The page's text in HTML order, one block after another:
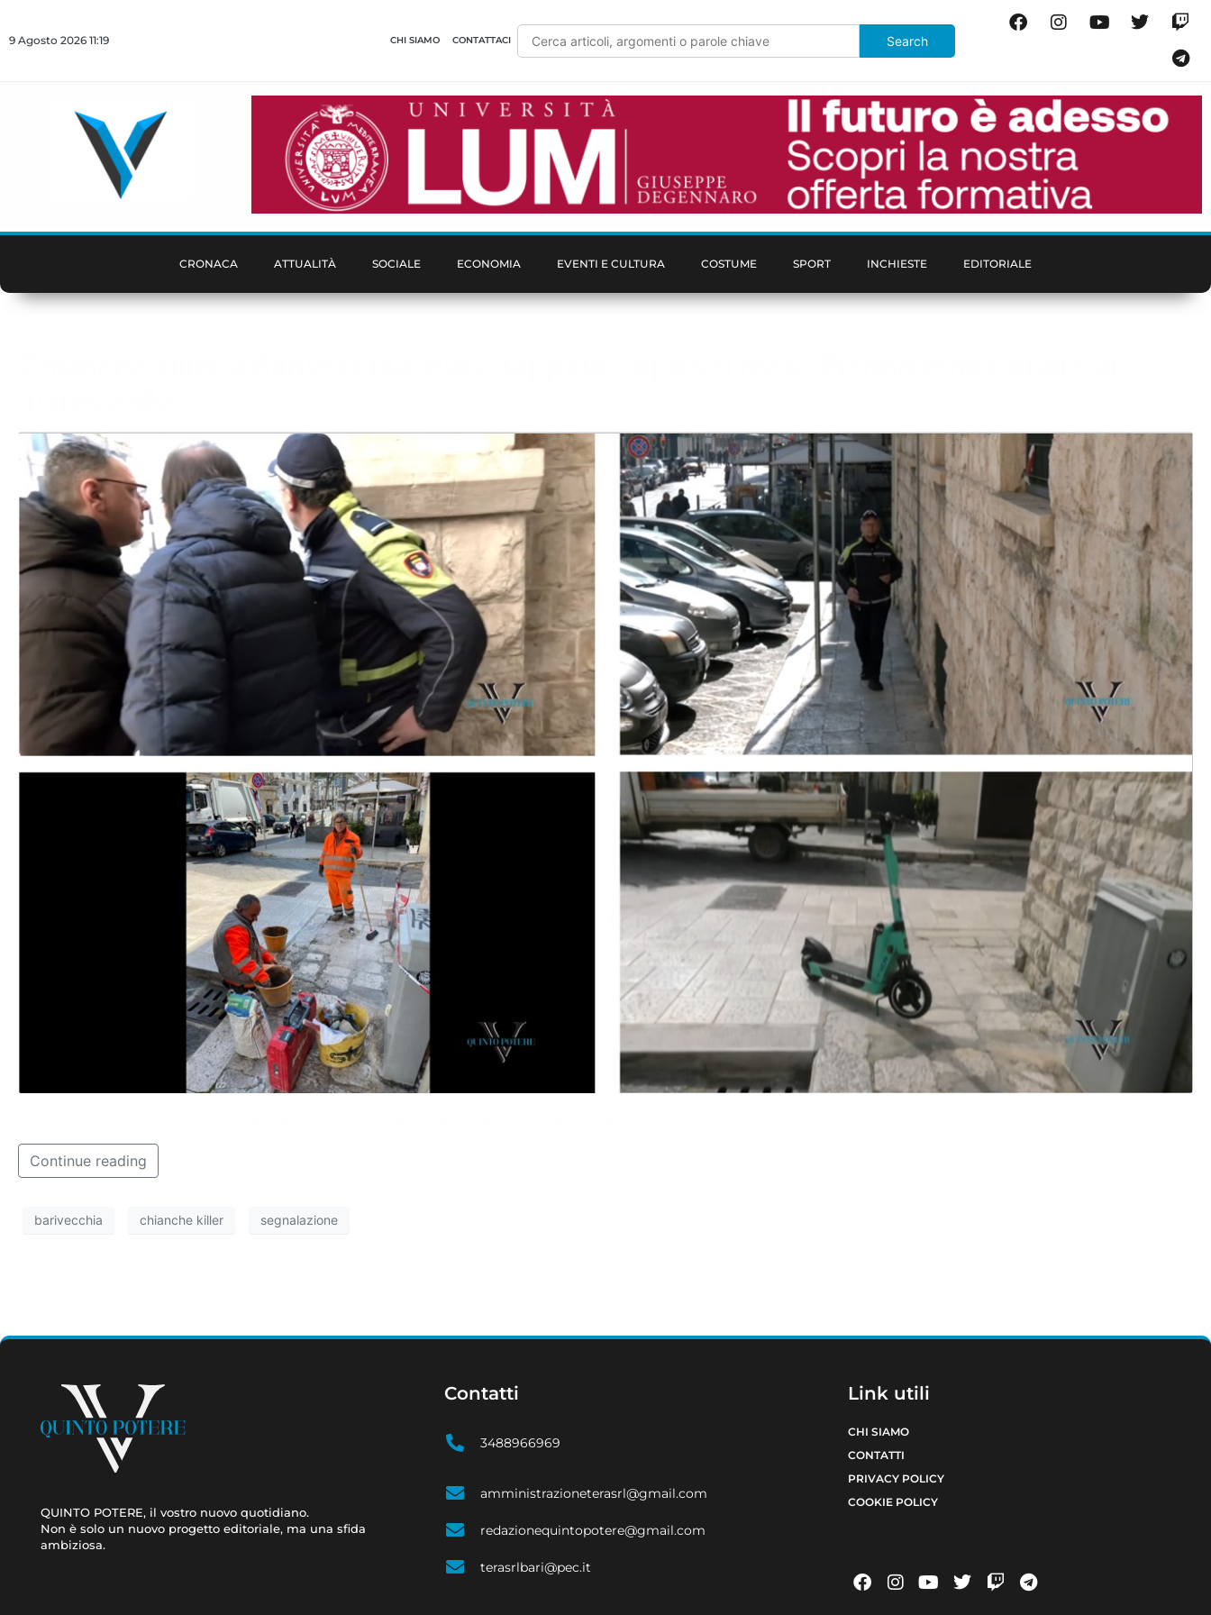
9 Agosto 2026 11:19 CHI SIAMO CONTATTACI
CRONACA ATTUALITÀ SOCIALE ECONOMIA EVENTI E CULTURA COSTUME SPORT INCHIESTE EDITORIALE
Continue reading
barivecchia chianche killer segnalazione
QUINTO POTERE, il vostro nuovo quotidiano.
Non è solo un nuovo progetto editoriale, ma una sfida
ambiziosa.
Contatti
3488966969
amministrazioneterasrl@gmail.com
redazionequintopotere@gmail.com
terasrlbari@pec.it
Link utili
CHI SIAMO
CONTATTI
PRIVACY POLICY
COOKIE POLICY